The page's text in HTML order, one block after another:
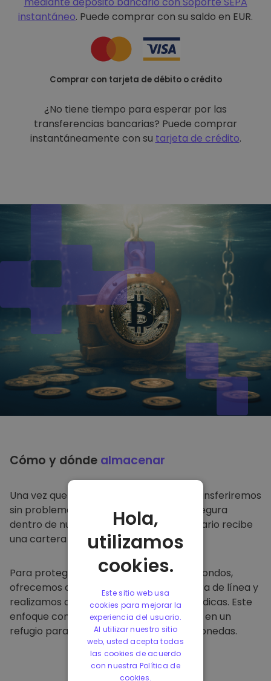
instantáneo. Puede comprar con su saldo en EUR.
Comprar con tarjeta de débito o crédito
¿No tiene tiempo para esperar por las
transferencias bancarias? Puede comprar
instantáneamente con su tarjeta de crédito.
Cómo y dónde almacenar
Una vez que compre en
, lo transferiremos
sin problemas a su cartera dedicada y segura
dentro de nuestra plataforma. Cada usuario recibe
una cartera individual.
Para proteger a nuestros clientes y sus fondos,
ofrecemos almacenamiento seguro fuera de línea y
realizamos auditorías de seguridad periódicas. Este
enfoque convierte a nuestra plataforma en un
refugio para almacenar y otras criptomonedas.
Hola,
utilizamos
cookies.
Este sitio web usa
cookies para mejorar la
experiencia del usuario.
Al utilizar nuestro sitio
web, usted acepta todas
las cookies de acuerdo
con nuestra Política de
cookies.